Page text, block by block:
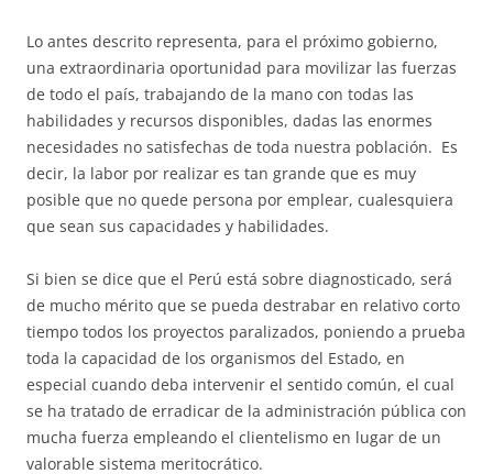
Lo antes descrito representa, para el próximo gobierno,
una extraordinaria oportunidad para movilizar las fuerzas
de todo el país, trabajando de la mano con todas las
habilidades y recursos disponibles, dadas las enormes
necesidades no satisfechas de toda nuestra población. Es
decir, la labor por realizar es tan grande que es muy
posible que no quede persona por emplear, cualesquiera
que sean sus capacidades y habilidades.
Si bien se dice que el Perú está sobre diagnosticado, será
de mucho mérito que se pueda destrabar en relativo corto
tiempo todos los proyectos paralizados, poniendo a prueba
toda la capacidad de los organismos del Estado, en
especial cuando deba intervenir el sentido común, el cual
se ha tratado de erradicar de la administración pública con
mucha fuerza empleando el clientelismo en lugar de un
valorable sistema meritocrático.